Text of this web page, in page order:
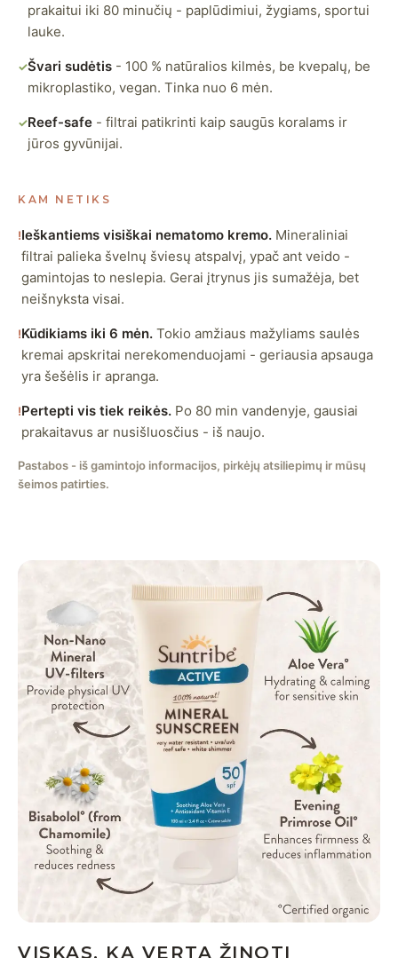
prakaitui iki 80 minučių - paplūdimiui, žygiams, sportui
lauke.
✓Švari sudėtis - 100 % natūralios kilmės, be kvepalų, be
mikroplastiko, vegan. Tinka nuo 6 mėn.
✓Reef-safe - filtrai patikrinti kaip saugūs koralams ir
jūros gyvūnijai.
KAM NETIKS
!Ieškantiems visiškai nematomo kremo. Mineraliniai
filtrai palieka švelnų šviesų atspalvį, ypač ant veido -
gamintojas to neslepia. Gerai įtrynus jis sumažėja, bet
neišnyksta visai.
!Kūdikiams iki 6 mėn. Tokio amžiaus mažyliams saulės
kremai apskritai nerekomenduojami - geriausia apsauga
yra šešėlis ir apranga.
!Pertepti vis tiek reikės. Po 80 min vandenyje, gausiai
prakaitavus ar nusišluosčius - iš naujo.
Pastabos - iš gamintojo informacijos, pirkėjų atsiliepimų ir mūsų
šeimos patirties.
VISKAS, KĄ VERTA ŽINOTI